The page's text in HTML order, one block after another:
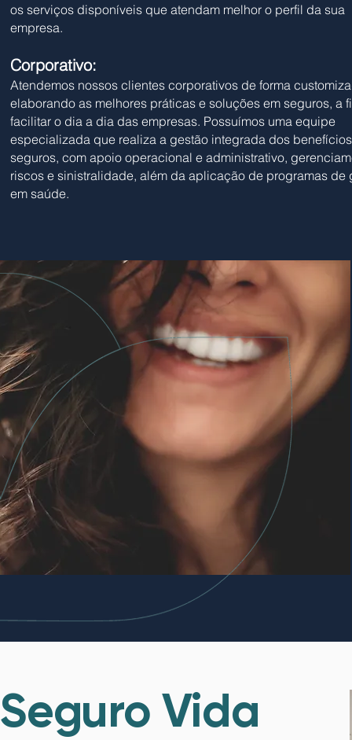
os serviços disponíveis que atendam melhor o perfil da sua
empresa.
Corporativo:
Atendemos nossos clientes corporativos de forma
elaborando as melhores práticas e soluções em seguros, a
facilitar o dia a dia das empresas. Possuímos uma equipe
especializada que realiza a gestão integrada dos
seguros, com apoio operacional e administrativo,
riscos e sinistralidade, além da aplicação de programas de
em saúde.​
Seguro Vida